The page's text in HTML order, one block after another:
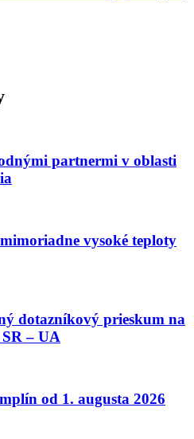
partnermi v oblasti
vysoké teploty
dotazníkový prieskum na
– UA
od 1. augusta 2026